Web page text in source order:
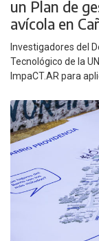
un Plan de
avícola en
Investigadores del
Tecnológico de la
ImpaCT.AR para